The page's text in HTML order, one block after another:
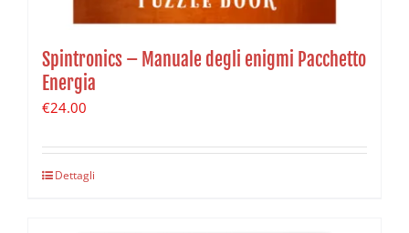
Spintronics – Manuale degli enigmi Pacchetto
Energia
€24.00
Dettagli